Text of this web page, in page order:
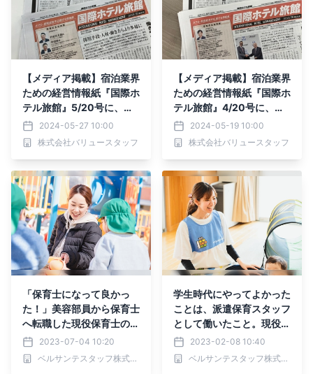
【メディア掲載】宿泊業界
ための経営情報紙『国際ホ
テル旅館』5/20号に、取
締役COO・西谷の連載記
事が掲載されました！
2024-05-27 10:00
株式会社バリュースタッフ
【メディア掲載】宿泊業界
ための経営情報紙『国際ホ
テル旅館』4/20号に、取
締役COO・西谷の連載記
事が掲載されました！
2024-05-19 10:00
株式会社バリュースタッフ
「保育士になって良かっ
た！」美容部員から保育士
へ転職した現役保育士のイ
ンタビュー記事を公開
2023-07-04 10:20
ベルサンテスタッフ株式会社
学生時代にやってよかった
ことは、派遣保育スタッフ
として働いたこと。現役保
育士のインタビュー企画
「VOICE」の最新記事を
公開。
2023-02-08 10:40
ベルサンテスタッフ株式会社